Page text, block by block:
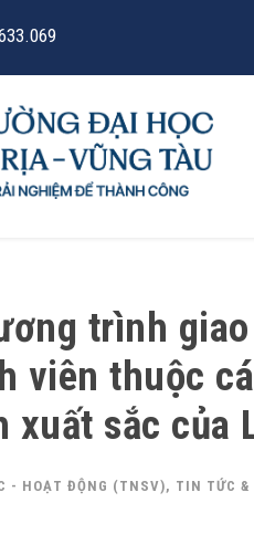
trình
viên thuộc
xuất sắc của
- HOẠT ĐỘNG (TNSV), TIN TỨC &